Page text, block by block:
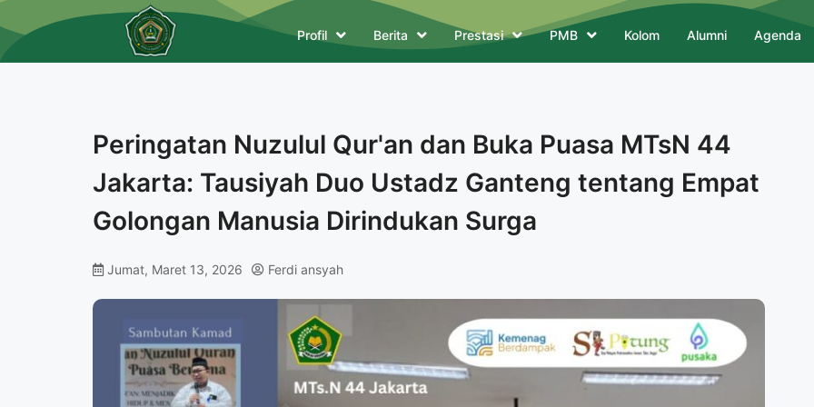
Profil Berita Prestasi PMB Kolom Alumni Agenda
Peringatan Nuzulul Qur'an dan Buka Puasa MTsN 44
Jakarta: Tausiyah Duo Ustadz Ganteng tentang Empat
Golongan Manusia Dirindukan Surga
Jumat, Maret 13, 2026 Ferdi ansyah